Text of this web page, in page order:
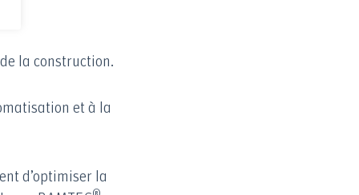
la construction.
et à la
d’optimiser la